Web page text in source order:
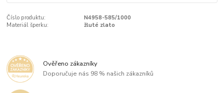
Číslo produktu:
N4958-585/1000
Materiál šperku:
žluté zlato
Ověřeno zákazníky
Doporučuje nás 98 % našich zákazníků